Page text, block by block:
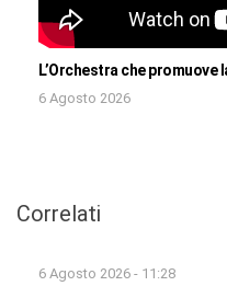
L’Orchestra che promuove
6 Agosto 2026
Correlati
6 Agosto 2026 - 11:28